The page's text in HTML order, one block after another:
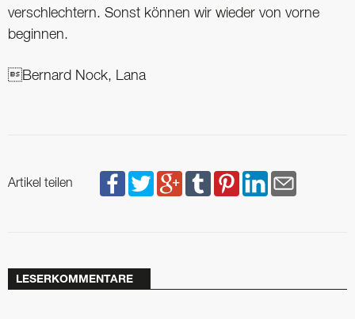
verschlechtern. Sonst können wir wieder von vorne
beginnen.
Bernard Nock, Lana
Artikel teilen
LESERKOMMENTARE